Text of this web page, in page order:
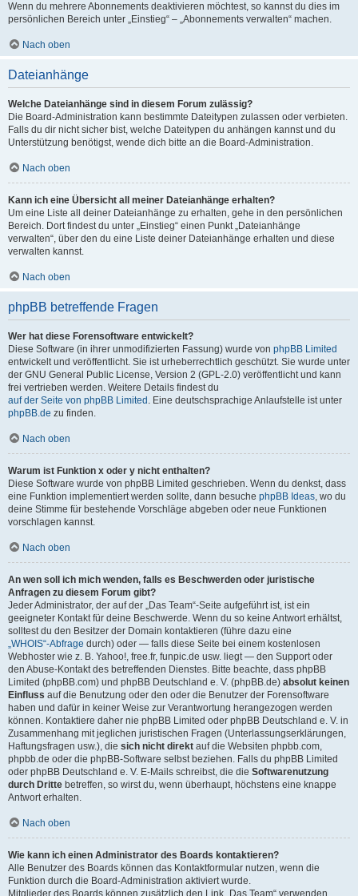
Wenn du mehrere Abonnements deaktivieren möchtest, so kannst du dies im
persönlichen Bereich unter „Einstieg“ – „Abonnements verwalten“ machen.
Nach oben
Dateianhänge
Welche Dateianhänge sind in diesem Forum zulässig?
Die Board-Administration kann bestimmte Dateitypen zulassen oder verbieten.
Falls du dir nicht sicher bist, welche Dateitypen du anhängen kannst und du
Unterstützung benötigst, wende dich bitte an die Board-Administration.
Nach oben
Kann ich eine Übersicht all meiner Dateianhänge erhalten?
Um eine Liste all deiner Dateianhänge zu erhalten, gehe in den persönlichen
Bereich. Dort findest du unter „Einstieg“ einen Punkt „Dateianhänge
verwalten“, über den du eine Liste deiner Dateianhänge erhalten und diese
verwalten kannst.
Nach oben
phpBB betreffende Fragen
Wer hat diese Forensoftware entwickelt?
Diese Software (in ihrer unmodifizierten Fassung) wurde von phpBB Limited
entwickelt und veröffentlicht. Sie ist urheberrechtlich geschützt. Sie wurde unter
der GNU General Public License, Version 2 (GPL-2.0) veröffentlicht und kann
frei vertrieben werden. Weitere Details findest du
auf der Seite von phpBB Limited . Eine deutschsprachige Anlaufstelle ist unter
phpBB.de zu finden.
Nach oben
Warum ist Funktion x oder y nicht enthalten?
Diese Software wurde von phpBB Limited geschrieben. Wenn du denkst, dass
eine Funktion implementiert werden sollte, dann besuche phpBB Ideas, wo du
deine Stimme für bestehende Vorschläge abgeben oder neue Funktionen
vorschlagen kannst.
Nach oben
An wen soll ich mich wenden, falls es Beschwerden oder juristische
Anfragen zu diesem Forum gibt?
Jeder Administrator, der auf der „Das Team“-Seite aufgeführt ist, ist ein
geeigneter Kontakt für deine Beschwerde. Wenn du so keine Antwort erhältst,
solltest du den Besitzer der Domain kontaktieren (führe dazu eine
„WHOIS“-Abfrage durch) oder — falls diese Seite bei einem kostenlosen
Webhoster wie z. B. Yahoo!, free.fr, funpic.de usw. liegt — den Support oder
den Abuse-Kontakt des betreffenden Dienstes. Bitte beachte, dass phpBB
Limited (phpBB.com) und phpBB Deutschland e. V. (phpBB.de) absolut keinen
Einfluss auf die Benutzung oder den oder die Benutzer der Forensoftware
haben und dafür in keiner Weise zur Verantwortung herangezogen werden
können. Kontaktiere daher nie phpBB Limited oder phpBB Deutschland e. V. in
Zusammenhang mit jeglichen juristischen Fragen (Unterlassungserklärungen,
Haftungsfragen usw.), die sich nicht direkt auf die Websiten phpbb.com,
phpbb.de oder die phpBB-Software selbst beziehen. Falls du phpBB Limited
oder phpBB Deutschland e. V. E-Mails schreibst, die die Softwarenutzung
durch Dritte betreffen, so wirst du, wenn überhaupt, höchstens eine knappe
Antwort erhalten.
Nach oben
Wie kann ich einen Administrator des Boards kontaktieren?
Alle Benutzer des Boards können das Kontaktformular nutzen, wenn die
Funktion durch die Board-Administration aktiviert wurde.
Mitglieder des Boards können zusätzlich den Link „Das Team“ verwenden.